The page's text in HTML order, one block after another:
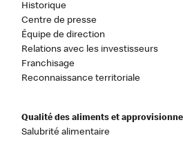
Historique
Centre de presse
Équipe de direction
Relations avec les investisseurs
Franchisage
Reconnaissance territoriale
Qualité des aliments et
Salubrité alimentaire